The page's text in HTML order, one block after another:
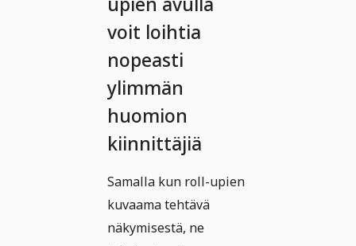
voit loihtia
nopeasti
ylimmän
huomion
kiinnittäjiä
Samalla kun roll-upien
kuvaama tehtävä
näkymisestä, ne